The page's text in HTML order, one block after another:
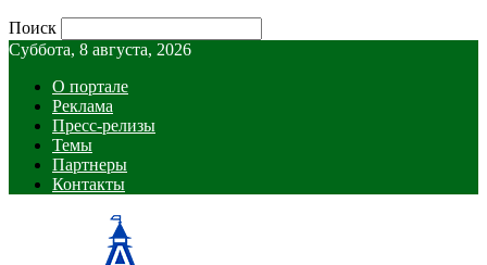
Поиск
Суббота, 8 августа, 2026
О портале
Реклама
Пресс-релизы
Темы
Партнеры
Контакты